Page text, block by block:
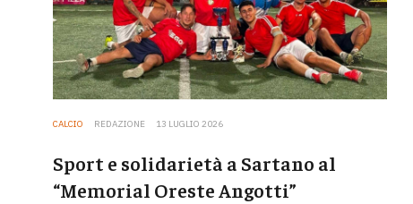
CALCIO REDAZIONE 13 LUGLIO 2026
Sport e solidarietà a Sartano al
“Memorial Oreste Angotti”